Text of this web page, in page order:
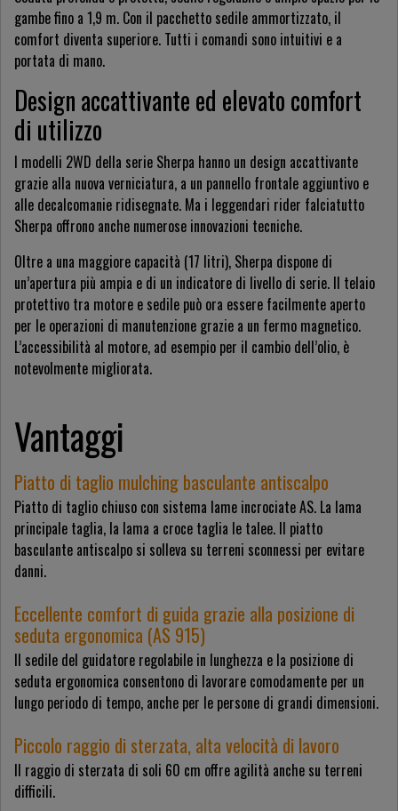
gambe fino a 1,9 m. Con il pacchetto sedile ammortizzato, il
comfort diventa superiore. Tutti i comandi sono intuitivi e a
portata di mano.
Design accattivante ed elevato comfort
di utilizzo
I modelli 2WD della serie Sherpa hanno un design accattivante
grazie alla nuova verniciatura, a un pannello frontale aggiuntivo e
alle decalcomanie ridisegnate. Ma i leggendari rider falciatutto
Sherpa offrono anche numerose innovazioni tecniche.
Oltre a una maggiore capacità (17 litri), Sherpa dispone di
un’apertura più ampia e di un indicatore di livello di serie. Il telaio
protettivo tra motore e sedile può ora essere facilmente aperto
per le operazioni di manutenzione grazie a un fermo magnetico.
L’accessibilità al motore, ad esempio per il cambio dell’olio, è
notevolmente migliorata.
Vantaggi
Piatto di taglio mulching basculante antiscalpo
Piatto di taglio chiuso con sistema lame incrociate AS. La lama
principale taglia, la lama a croce taglia le talee. Il piatto
basculante antiscalpo si solleva su terreni sconnessi per evitare
danni.
Eccellente comfort di guida grazie alla posizione di
seduta ergonomica (AS 915)
Il sedile del guidatore regolabile in lunghezza e la posizione di
seduta ergonomica consentono di lavorare comodamente per un
lungo periodo di tempo, anche per le persone di grandi dimensioni.
Piccolo raggio di sterzata, alta velocità di lavoro
Il raggio di sterzata di soli 60 cm offre agilità anche su terreni
difficili.